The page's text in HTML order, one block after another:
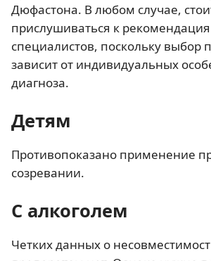
Дюфастона. В любом случае,
прислушиваться к
специалистов, поскольку выбор
зависит от индивидуальных
диагноза.
Детям
Противопоказано применение
созревании.
С алкоголем
Четких данных о